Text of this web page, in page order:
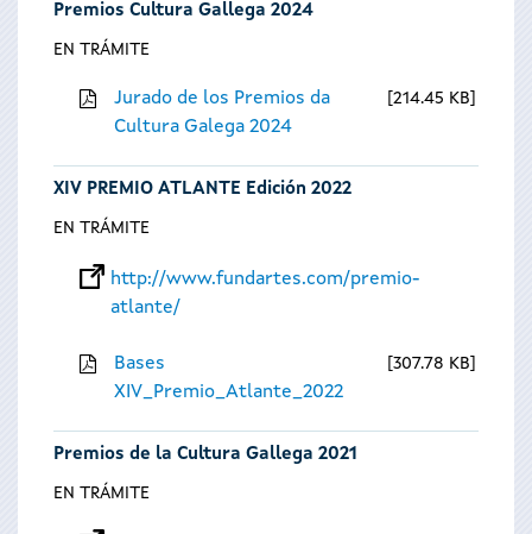
Premios Cultura Gallega 2024
EN TRÁMITE
Jurado de los Premios da
Cultura Galega 2024
214.45 KB
XIV PREMIO ATLANTE Edición 2022
EN TRÁMITE
http://www.fundartes.com/premio-
atlante/
Bases
XIV_Premio_Atlante_2022
307.78 KB
Premios de la Cultura Gallega 2021
EN TRÁMITE